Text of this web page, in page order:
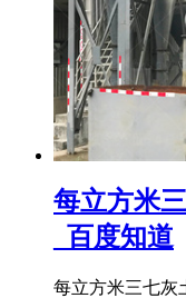
每立方米
_百度知道
每立方米三七灰